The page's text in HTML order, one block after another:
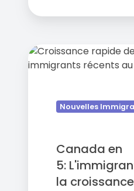
Canada
en
l'emploi
Nouvelles
Canada en
5:
la